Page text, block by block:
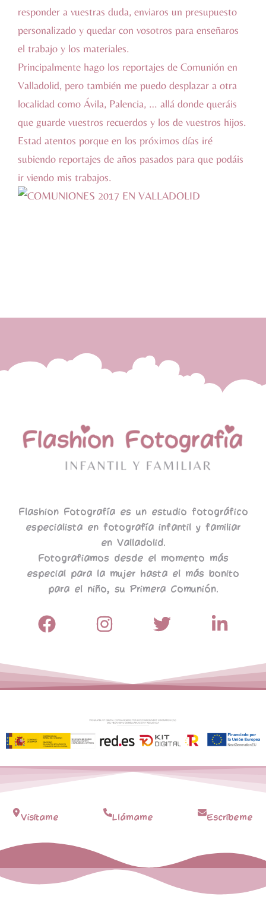
responder a vuestras duda, enviaros un presupuesto
personalizado y quedar con vosotros para enseñaros
el trabajo y los materiales.
Principalmente hago los reportajes de Comunión en
Valladolid, pero también me puedo desplazar a otra
localidad como Ávila, Palencia, … allá donde queráis
que guarde vuestros recuerdos y los de vuestros hijos.
Estad atentos porque en los próximos días iré
subiendo reportajes de años pasados para que podáis
ir viendo mis trabajos.
Flashion Fotografía es un estudio fotográfico
especialista en fotografía infantil y familiar
en Valladolid.
Fotografiamos desde el momento más
especial para la mujer hasta el más bonito
para el niño, su Primera Comunión.
Visítame Llámame Escríbeme